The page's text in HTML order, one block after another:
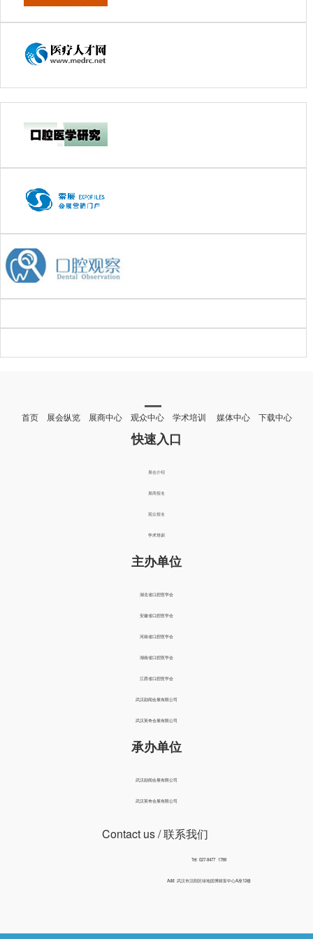
首页 展会纵览 展商中心 观众中心 学术培训 媒体中心 下载中心
快速入口
展会介绍
展商报名
观众报名
学术培训
主办单位
湖北省口腔医学会
安徽省口腔医学会
河南省口腔医学会
湖南省口腔医学会
江西省口腔医学会
武汉励闻会展有限公司
武汉英奇会展有限公司
承办单位
武汉励闻会展有限公司
武汉英奇会展有限公司
Contact us/ 联系我们
Tel: 027-8477 1788
Add: 武汉市汉阳区绿地国博财富中心A座12楼